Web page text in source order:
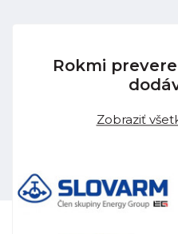
Rokmi
Zobraziť